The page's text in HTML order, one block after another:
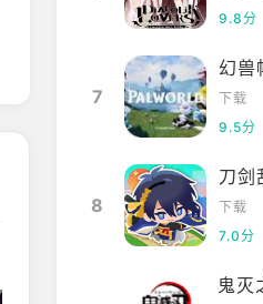
9.8分
7
幻兽
下载
9.5分
8
刀剑
下载
7.0分